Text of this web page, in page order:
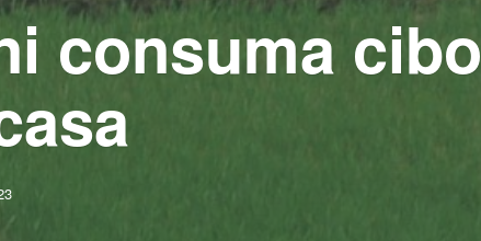
consuma cibo